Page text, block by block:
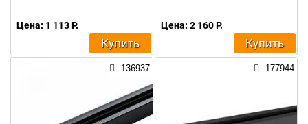
Цена: 1 113 Р.
Купить
Цена: 2 160 Р.
Купить
136937 177944